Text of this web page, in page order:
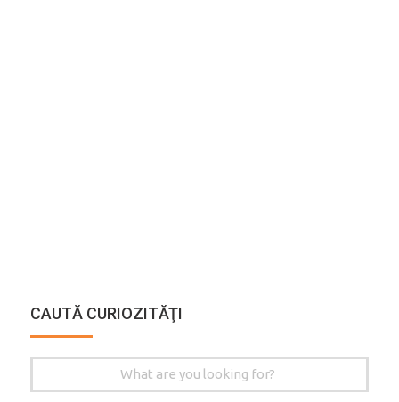
CAUTĂ CURIOZITĂŢI
for: